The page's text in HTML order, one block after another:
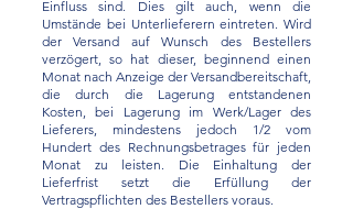
Einfluss sind. Dies gilt auch, wenn die
Umstände bei Unterlieferern eintreten. Wird
der Versand auf Wunsch des Bestellers
verzögert, so hat dieser, beginnend einen
Monat nach Anzeige der Versandbereitschaft,
die durch die Lagerung entstandenen
Kosten, bei Lagerung im Werk/Lager des
Lieferers, mindestens jedoch 1/2 vom
Hundert des Rechnungsbetrages für jeden
Monat zu leisten. Die Einhaltung der
Lieferfrist setzt die Erfüllung der
Vertragspflichten des Bestellers voraus.